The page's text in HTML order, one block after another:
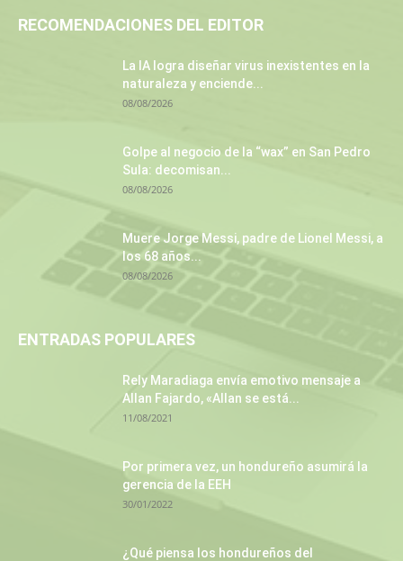
RECOMENDACIONES DEL EDITOR
La IA logra diseñar virus inexistentes en la
naturaleza y enciende...
08/08/2026
Golpe al negocio de la “wax” en San Pedro
Sula: decomisan...
08/08/2026
Muere Jorge Messi, padre de Lionel Messi, a
los 68 años...
08/08/2026
ENTRADAS POPULARES
Rely Maradiaga envía emotivo mensaje a
Allan Fajardo, «Allan se está...
11/08/2021
Por primera vez, un hondureño asumirá la
gerencia de la EEH
30/01/2022
¿Qué piensa los hondureños del